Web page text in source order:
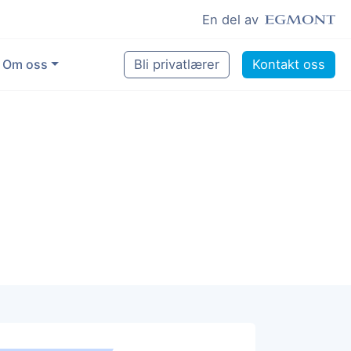
En del av
Om oss Bli privatlærer Kontakt oss